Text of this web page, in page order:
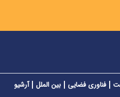
فناوری فضایی بین الملل آرشیو